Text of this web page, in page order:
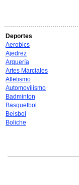
Deportes
Aerobics
Ajedrez
Arquería
Artes Marciales
Atletismo
Automovilismo
Badminton
Basquetbol
Beisbol
Boliche